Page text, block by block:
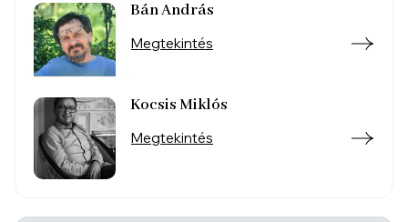
Bán András
Megtekintés
Kocsis Miklós
Megtekintés